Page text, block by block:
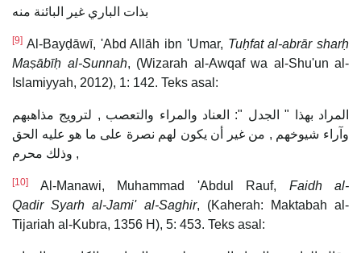
بذات الباري غير البائنة منه
[9] Al-Bayḍāwī, 'Abd Allāh ibn 'Umar, Tuḥfat al-abrār sharḥ
Maṣābīḥ al-Sunnah, (Wizarah al-Awqaf wa al-Shu'un al-
Islamiyyah, 2012), 1: 142. Teks asal:
المراد بهذا " الجدل ": العناد والمراء والتعصب , لترويج مذاهبهم
وآراء شيوخهم , من غير أن يكون لهم نصرة على ما هو عليه الحق
, وذلك محرم
[10] Al-Manawi, Muhammad 'Abdul Rauf, Faidh al-
Qadir Syarh al-Jami' al-Saghir, (Kaherah: Maktabah al-
Tijariah al-Kubra, 1356 H), 5: 453. Teks asal: